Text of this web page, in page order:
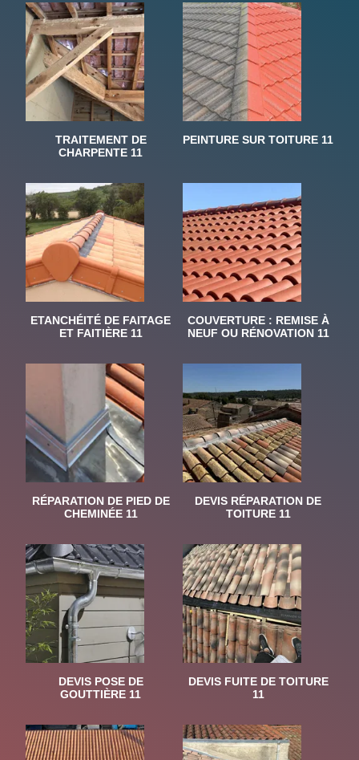
TRAITEMENT DE
CHARPENTE 11
PEINTURE SUR TOITURE 11
ETANCHÉITÉ DE FAITAGE
ET FAITIÈRE 11
COUVERTURE : REMISE À
NEUF OU RÉNOVATION 11
RÉPARATION DE PIED DE
CHEMINÉE 11
DEVIS RÉPARATION DE
TOITURE 11
DEVIS POSE DE
GOUTTIÈRE 11
DEVIS FUITE DE TOITURE
11